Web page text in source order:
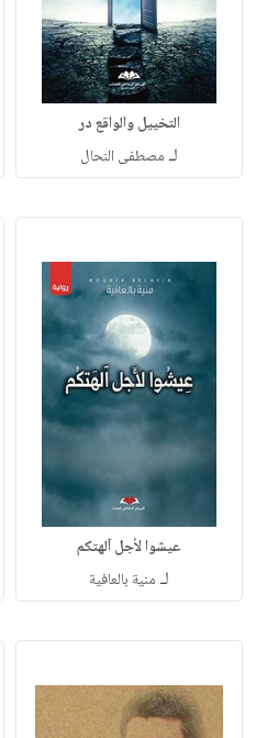
التخييل والواقع در
لـ مصطفى النحال
عيشوا لأجل آلهتكم
لـ منية بالعافية